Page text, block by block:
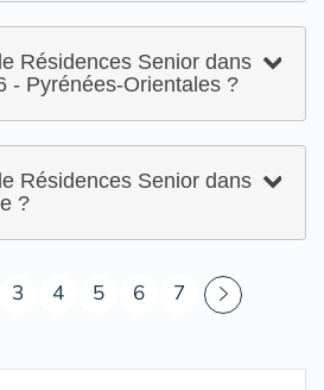
Résidences Senior dans
- Pyrénées-Orientales ?
Résidences Senior dans
?
3 4 5 6 7